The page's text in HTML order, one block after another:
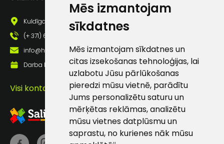
Mēs izmantojam
sīkdatnes
Mēs izmantojam sīkdatnes un
citas izsekošanas tehnoloģijas, lai
uzlabotu Jūsu pārlūkošanas
pieredzi mūsu vietnē, parādītu
Jums personalizētu saturu un
mērķētas reklāmas, analizētu
mūsu vietnes datplūsmu un
saprastu, no kurienes nāk mūsu
Kuldīgas iela 69a, Saldus, Saldus nov., LV - 3801
(+ 371) 63 881 186
info@hards.lv
Darba laiks: Darbadienās: 8:00 - 17:00
Visi kontakti
lietošanas noteikumiem
Piekrītu saņemt
pastā
Sūtīt ziņojumu